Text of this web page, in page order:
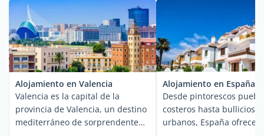
Alojamiento en Valencia
Valencia es la capital de la
provincia de Valencia, un destino
mediterráneo de sorprendente
Alojamiento en España
Desde pintorescos
costeros hasta
urbanos, España ofrece